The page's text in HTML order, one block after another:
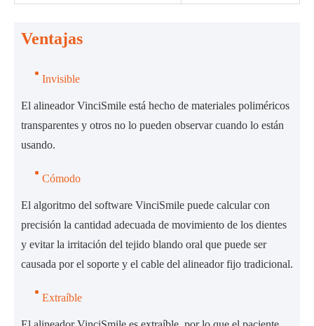
Ventajas
Invisible
El alineador VinciSmile está hecho de materiales poliméricos
transparentes y otros no lo pueden observar cuando lo están
usando.
Cómodo
El algoritmo del software VinciSmile puede calcular con
precisión la cantidad adecuada de movimiento de los dientes
y evitar la irritación del tejido blando oral que puede ser
causada por el soporte y el cable del alineador fijo tradicional.
Extraíble